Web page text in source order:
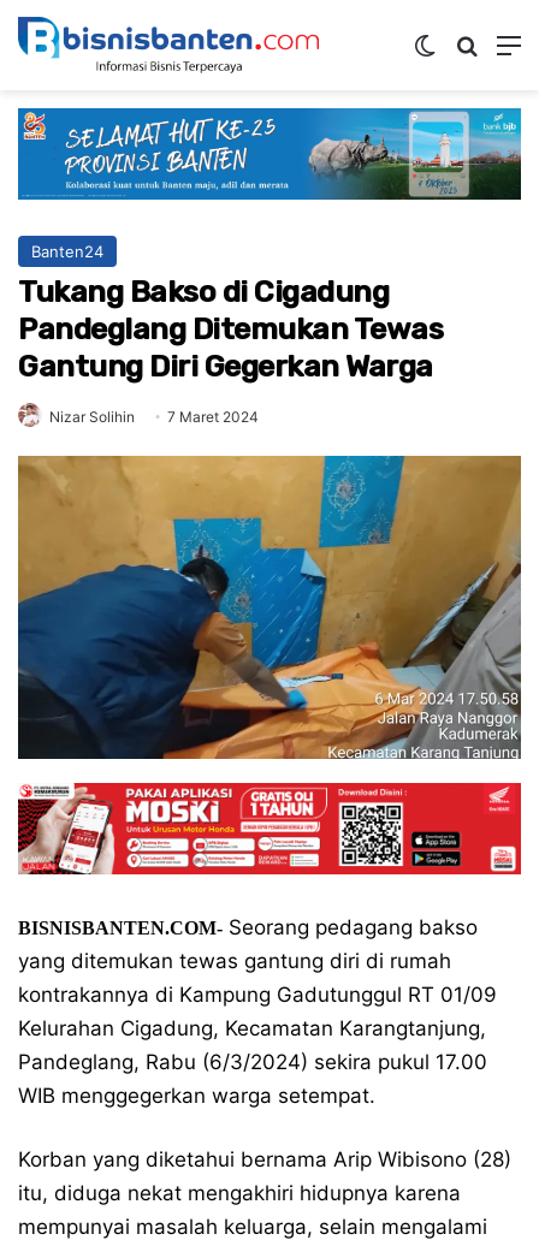
Switch skin
Banten24
Tukang Bakso di Cigadung
Pandeglang Ditemukan Tewas
Gantung Diri Gegerkan Warga
Nizar Solihin 7 Maret 2024
BISNISBANTEN.COM- Seorang pedagang bakso
yang ditemukan tewas gantung diri di rumah
kontrakannya di Kampung Gadutunggul RT 01/09
Kelurahan Cigadung, Kecamatan Karangtanjung,
Pandeglang, Rabu (6/3/2024) sekira pukul 17.00
WIB menggegerkan warga setempat.
Korban yang diketahui bernama Arip Wibisono (28)
itu, diduga nekat mengakhiri hidupnya karena
mempunyai masalah keluarga, selain mengalami